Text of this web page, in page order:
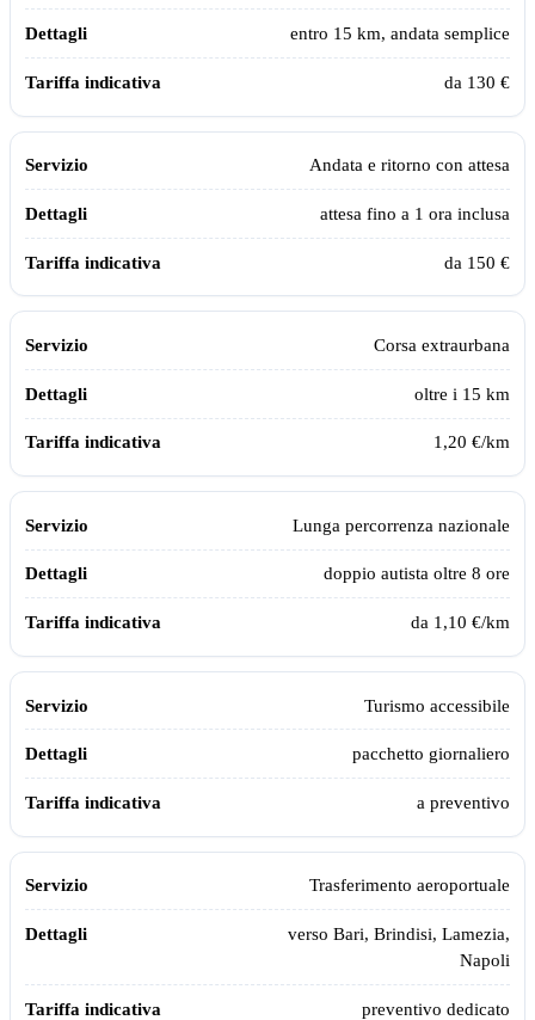
entro 15 km, andata semplice
da 130 €
Andata e ritorno con attesa
attesa fino a 1 ora inclusa
da 150 €
Corsa extraurbana
oltre i 15 km
1,20 €/km
Lunga percorrenza nazionale
doppio autista oltre 8 ore
da 1,10 €/km
Turismo accessibile
pacchetto giornaliero
a preventivo
Trasferimento aeroportuale
verso Bari, Brindisi, Lamezia,
Napoli
preventivo dedicato